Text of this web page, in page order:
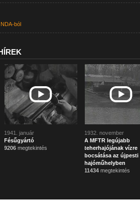
ból
1941. január
Fésűgyártó
9206 megtekintés
1932. november
A MFTR legújabb
teherhajójának vízre
bocsátása az újpesti
hajóműhelyben
11434 megtekintés